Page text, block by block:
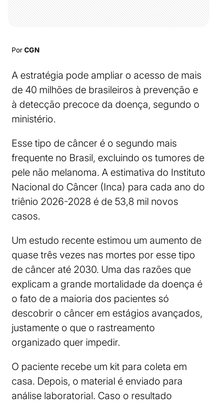
Por CGN
A estratégia pode ampliar o acesso de mais
de 40 milhões de brasileiros à prevenção e
à detecção precoce da doença, segundo o
ministério.
Esse tipo de câncer é o segundo mais
frequente no Brasil, excluindo os tumores de
pele não melanoma. A estimativa do Instituto
Nacional do Câncer (Inca) para cada ano do
triênio 2026-2028 é de 53,8 mil novos
casos.
Um estudo recente estimou um aumento de
quase três vezes nas mortes por esse tipo
de câncer até 2030. Uma das razões que
explicam a grande mortalidade da doença é
o fato de a maioria dos pacientes só
descobrir o câncer em estágios avançados,
justamente o que o rastreamento
organizado quer impedir.
O paciente recebe um kit para coleta em
casa. Depois, o material é enviado para
análise laboratorial. Caso o resultado